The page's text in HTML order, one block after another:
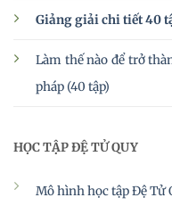
Giảng giải chi tiết 40
Làm thế nào để trở
pháp (40 tập)
HỌC TẬP ĐỆ TỬ QUY
Mô hình học tập Đệ Tử